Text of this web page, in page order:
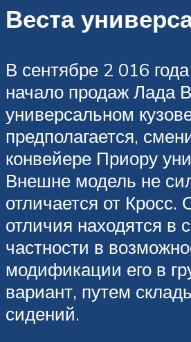
Веста
В сентябре 2 016
начало продаж Лада
универсальном
предполагается,
конвейере Приору
Внешне модель не
отличается от Кросс.
отличия находятся в
частности в
модификации его в
вариант, путем
сидений.